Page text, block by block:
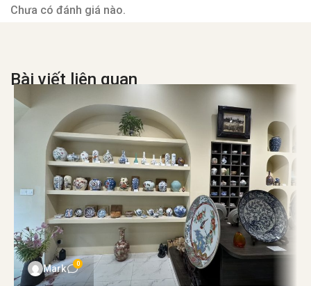
Chưa có đánh giá nào.
Bài viết liên quan
Mark 0